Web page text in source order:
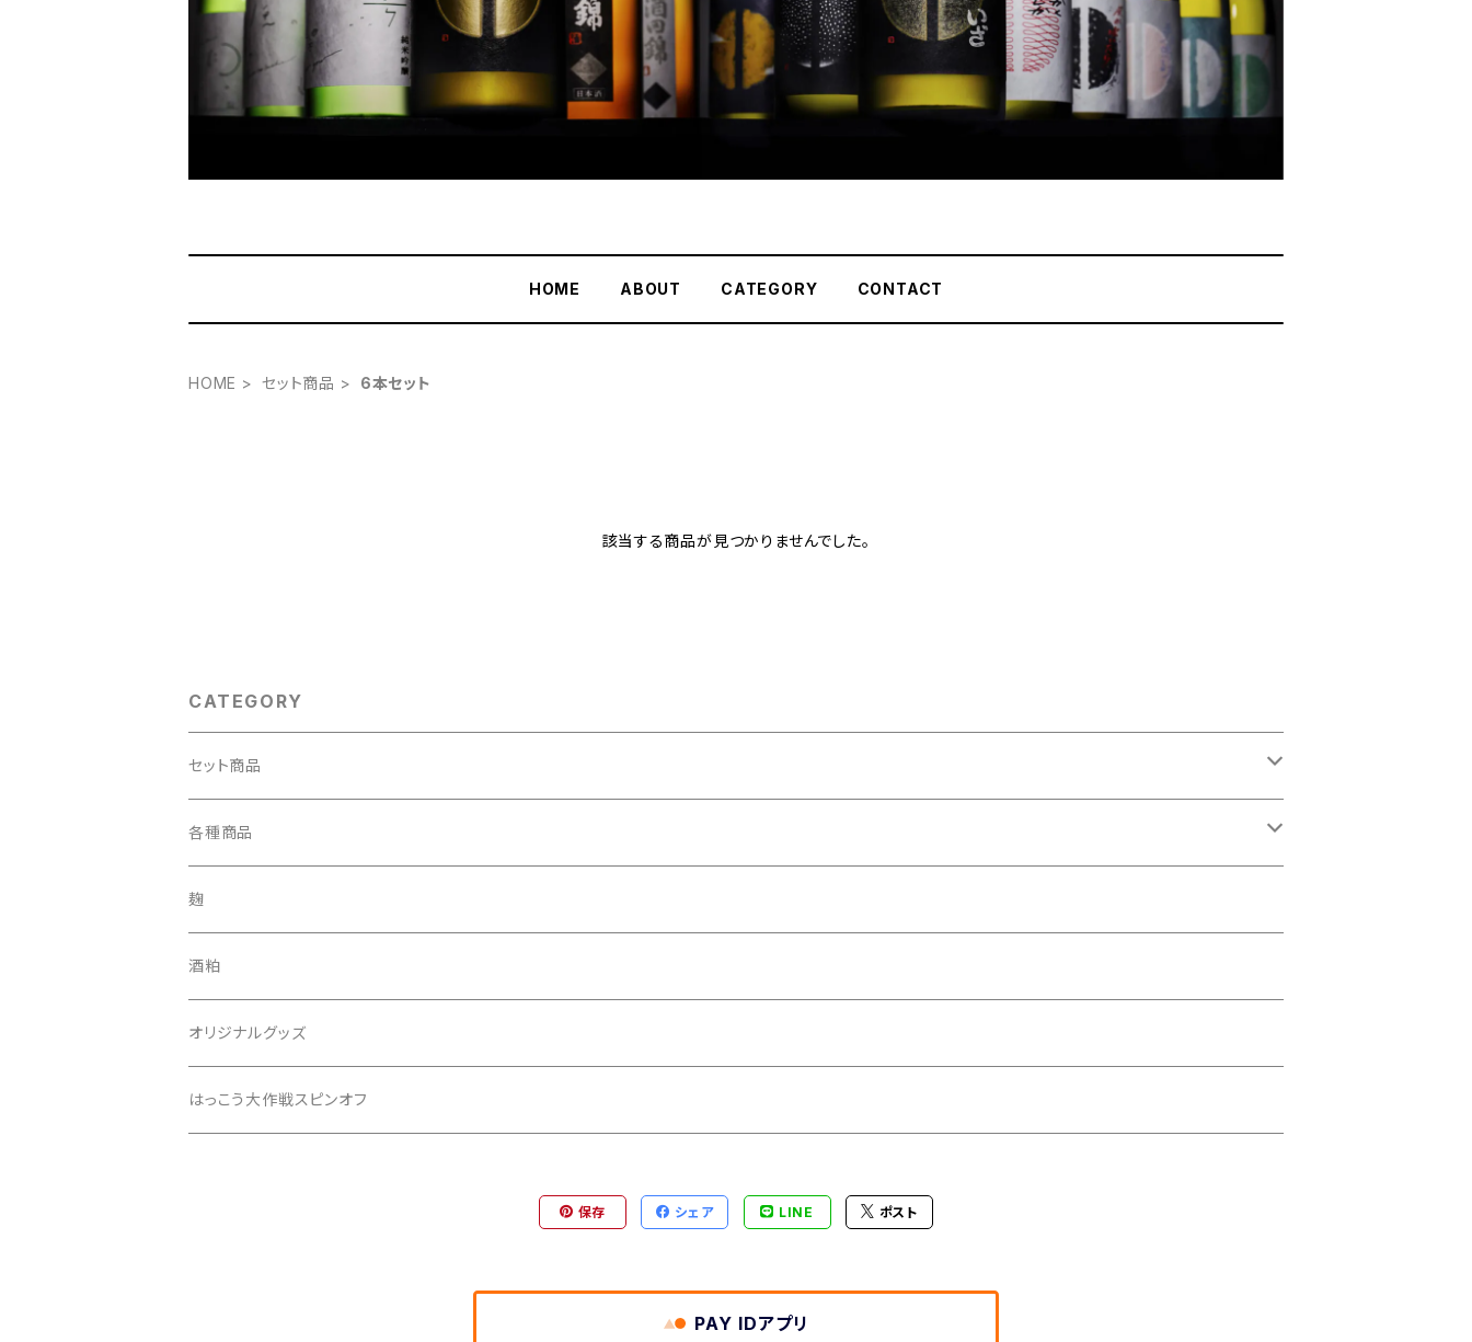
HOME ABOUT CATEGORY CONTACT
HOME セット商品 6本セット
該当する商品が見つかりませんでした。
CATEGORY
セット商品
2本セット
吟醸飲み比べセット
3本セット
6本セット
300mlセトイチ全種セット
300mlセトイチ＋あしがり郷全種セット
各種商品
酒田錦
純米酒
本醸造酒
あしがり郷
月の歌
零号
セトイチ
いざ
麹
酒粕
オリジナルグッズ
はっこう大作戦スピンオフ
保存 シェア LINE ポスト
PAY IDアプリ